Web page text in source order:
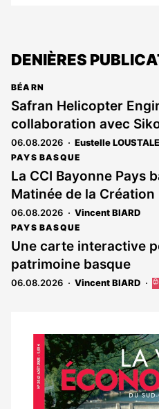
DENIÈRES
BÉARN
Safran Helicopter
collaboration avec
06.08.2026 Eustelle
PAYS BASQUE
La CCI Bayonne Pays
Matinée de la Création
06.08.2026 Vincent BIARD
PAYS BASQUE
Une carte interactive
patrimoine basque
06.08.2026 Vincent BIARD
Notre
dernier
magazine